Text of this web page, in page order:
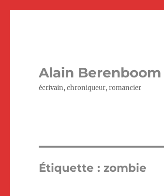
Alain Berenboom
écrivain, chroniqueur, romancier
Étiquette : zombie